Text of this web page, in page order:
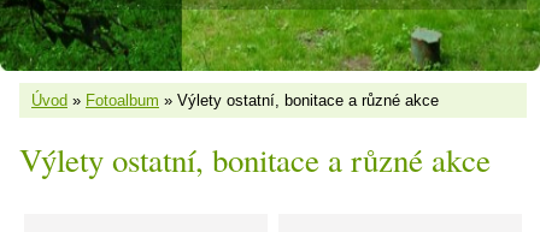
Úvod » Fotoalbum » Výlety ostatní, bonitace a různé akce
Výlety ostatní, bonitace a různé akce